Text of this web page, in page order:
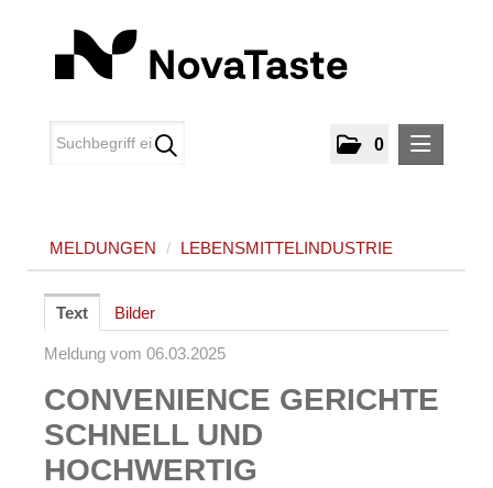
0
MEDIA
ÜBER UNS
KONTAKT
MELDUNGEN / LEBENSMITTELINDUSTRIE
Text Bilder
Meldung vom 06.03.2025
CONVENIENCE GERICHTE
SCHNELL UND
HOCHWERTIG